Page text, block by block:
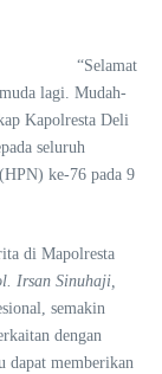
“Selamat
lagi. Mudah-
Kapolresta Deli
seluruh
ke-76 pada 9
di Mapolresta
Irsan Sinuhaji,
semakin
dengan
dapat memberikan